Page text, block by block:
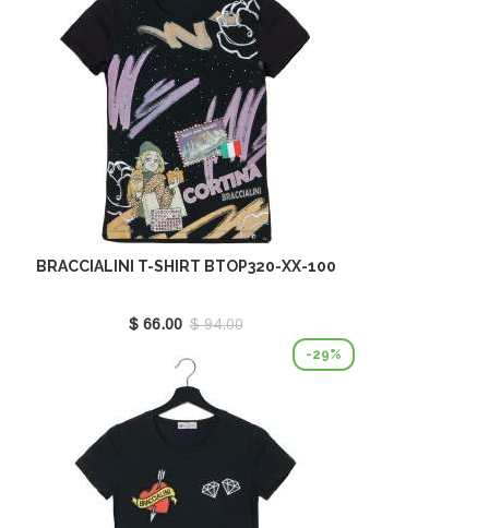
BRACCIALINI T-SHIRT BTOP320-XX-100
$ 66.00 $ 94.00
-29%